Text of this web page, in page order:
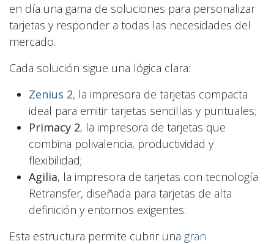
en día una gama de soluciones para personalizar
tarjetas y responder a todas las necesidades del
mercado.
Cada solución sigue una lógica clara:
Zenius 2, la impresora de tarjetas compacta
ideal para emitir tarjetas sencillas y puntuales;
Primacy 2, la impresora de tarjetas que
combina polivalencia, productividad y
flexibilidad;
Agilia, la impresora de tarjetas con tecnología
Retransfer, diseñada para tarjetas de alta
definición y entornos exigentes.
Esta estructura permite cubrir una gran